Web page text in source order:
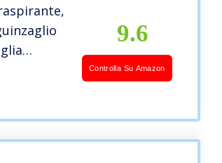
Ideale
9.6
Controlla Su Amazon